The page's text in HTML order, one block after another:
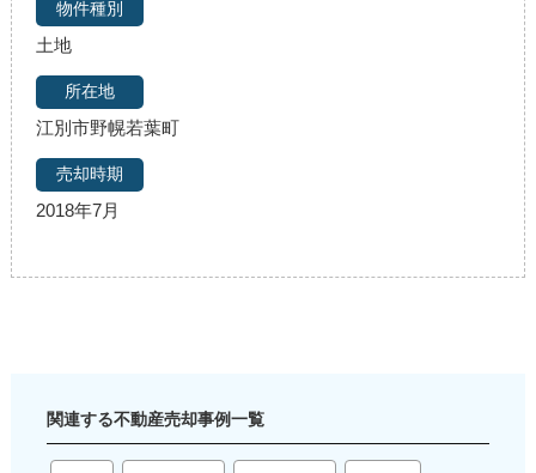
土地
江別市野幌若葉町
2018年7月
関連する不動産売却事例一覧